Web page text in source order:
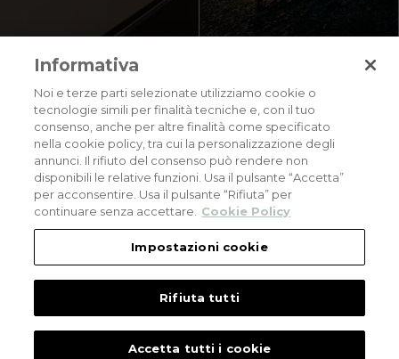
Privacy policy Cookies policy Careers
© 2026 all rights reserved - Corradi Srl - Via M. Serenari 20 - 40013 Castel
Maggiore (BO) T +39 051 4188411
Codice Fiscale - Partita Iva e Registro Imprese di Bologna: 03464321201. REA BO
- 521198. Capitale Sociale: euro 11.500.000,00
An eLogic Digital Company Project Powered by Xperience
Informativa
Noi e terze parti selezionate utilizziamo cookie o
tecnologie simili per finalità tecniche e, con il tuo
consenso, anche per altre finalità come specificato
nella cookie policy, tra cui la personalizzazione degli
annunci. Il rifiuto del consenso può rendere non
disponibili le relative funzioni. Usa il pulsante “Accetta”
per acconsentire. Usa il pulsante “Rifiuta” per
continuare senza accettare.
Cookie Policy
Impostazioni cookie
Rifiuta tutti
Accetta tutti i cookie